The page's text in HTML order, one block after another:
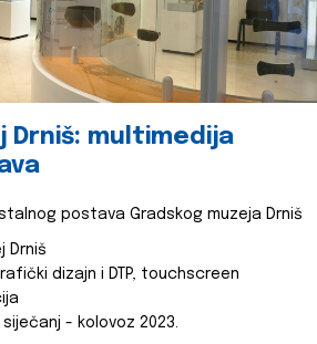
Drniš: multimedija
postava Gradskog muzeja Drniš
Drniš
dizajn i DTP, touchscreen
siječanj - kolovoz 2023.